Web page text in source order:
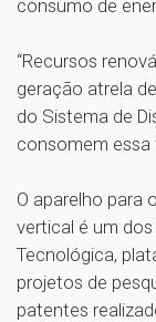
consumo de
“Recursos
geração atrela
do Sistema de
consomem essa
O aparelho para
vertical é um
Tecnológica,
projetos de
patentes